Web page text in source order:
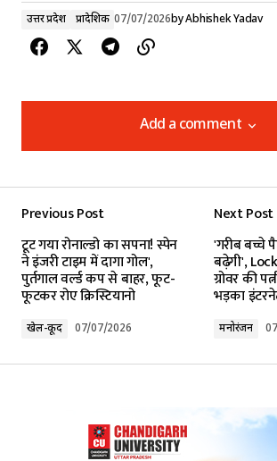
उत्तर प्रदेश प्रादेशिक 07/07/2026byAbhishek Yadav
Add a comment
Add a comment
Required fields are marked*
Comment*
Previous Post
टूट गया रोनाल्डो का सपना! स्पेन
ने इंजरी टाइम में दागा गोल',
पुर्तगाल वर्ल्ड कप से बाहर, फूट-
फूटकर रोए क्रिस्टियानो
खेल-कूद 07/07/2026
Next Post
'गरीब बच्चे
बढ़ेगी',
ग्रोवर की
भड़का
मनोरंजन